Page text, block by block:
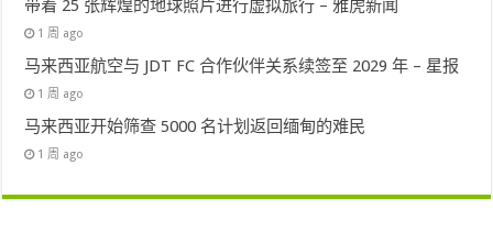
带着 25 张辉煌的地球照片进行虚拟旅行 – 雅虎新闻
1 周 ago
马来西亚航空与 JDT FC 合作伙伴关系续签至 2029 年 – 星报
1 周 ago
马来西亚开始筛查 5000 名计划返回缅甸的难民
1 周 ago